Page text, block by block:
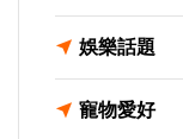
娛樂話題
寵物愛好